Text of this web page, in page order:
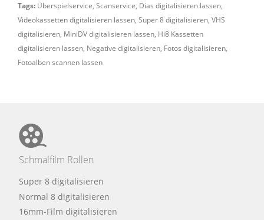
Tags: Überspielservice, Scanservice, Dias digitalisieren lassen,
Videokassetten digitalisieren lassen, Super 8 digitalisieren, VHS
digitalisieren, MiniDV digitalisieren lassen, Hi8 Kassetten
digitalisieren lassen, Negative digitalisieren, Fotos digitalisieren,
Fotoalben scannen lassen
Schmalfilm Rollen
Super 8 digitalisieren
Normal 8 digitalisieren
16mm-Film digitalisieren